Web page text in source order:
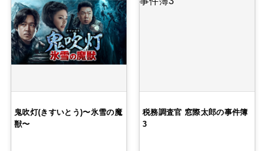
鬼吹灯(きすいとう)〜氷雪の魔
獣〜
税務調査官 窓際太郎の事件簿
3